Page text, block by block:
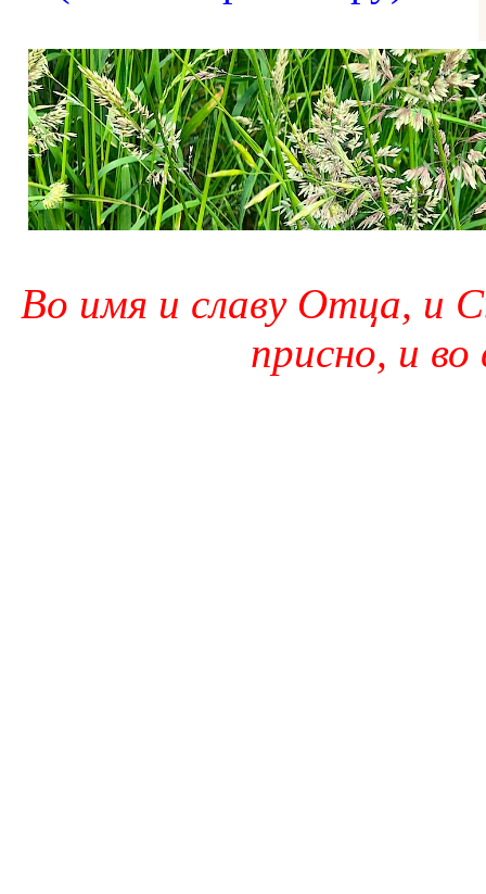
Во имя и славу Отца, и
присно, и во